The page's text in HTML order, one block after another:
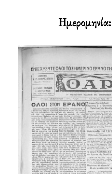
Ημερομηνία: